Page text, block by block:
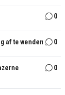
0
af te wenden 0
0